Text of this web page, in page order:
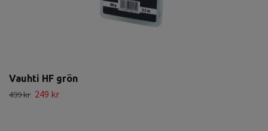
Vauhti HF grön
499 kr 249 kr